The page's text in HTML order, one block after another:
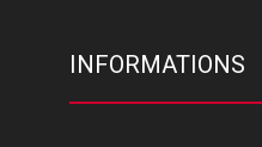
INFORMATIONS